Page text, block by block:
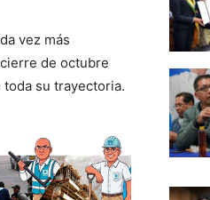
vez más
de octubre
su trayectoria.